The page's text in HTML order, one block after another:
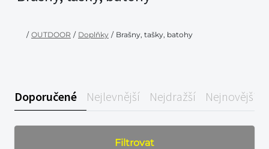
/ OUTDOOR / Doplňky / Brašny, tašky, batohy
Doporučené Nejlevnější Nejdražší Nejnovější
Filtrovat